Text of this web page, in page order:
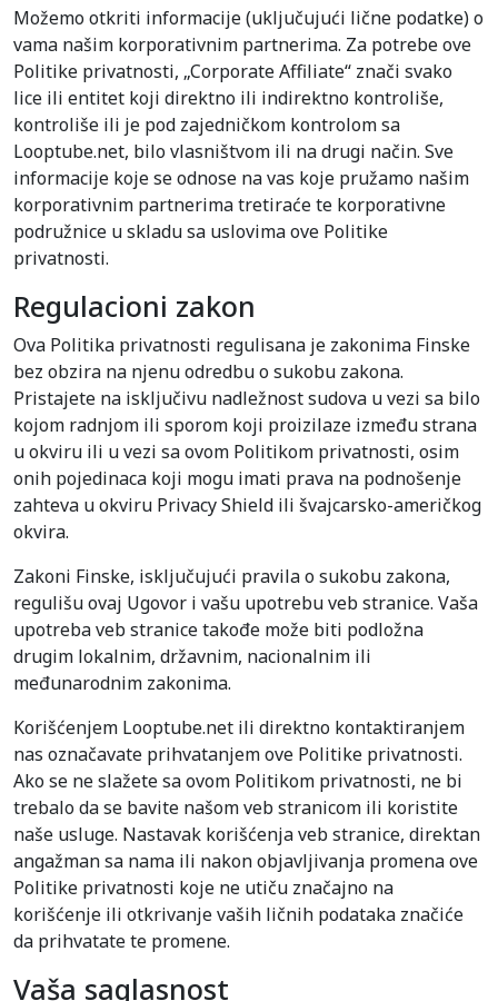
Možemo otkriti informacije (uključujući lične podatke) o
vama našim korporativnim partnerima. Za potrebe ove
Politike privatnosti, „Corporate Affiliate“ znači svako
lice ili entitet koji direktno ili indirektno kontroliše,
kontroliše ili je pod zajedničkom kontrolom sa
Looptube.net, bilo vlasništvom ili na drugi način. Sve
informacije koje se odnose na vas koje pružamo našim
korporativnim partnerima tretiraće te korporativne
podružnice u skladu sa uslovima ove Politike
privatnosti.
Regulacioni zakon
Ova Politika privatnosti regulisana je zakonima Finske
bez obzira na njenu odredbu o sukobu zakona.
Pristajete na isključivu nadležnost sudova u vezi sa bilo
kojom radnjom ili sporom koji proizilaze između strana
u okviru ili u vezi sa ovom Politikom privatnosti, osim
onih pojedinaca koji mogu imati prava na podnošenje
zahteva u okviru Privacy Shield ili švajcarsko-američkog
okvira.
Zakoni Finske, isključujući pravila o sukobu zakona,
regulišu ovaj Ugovor i vašu upotrebu veb stranice. Vaša
upotreba veb stranice takođe može biti podložna
drugim lokalnim, državnim, nacionalnim ili
međunarodnim zakonima.
Korišćenjem Looptube.net ili direktno kontaktiranjem
nas označavate prihvatanjem ove Politike privatnosti.
Ako se ne slažete sa ovom Politikom privatnosti, ne bi
trebalo da se bavite našom veb stranicom ili koristite
naše usluge. Nastavak korišćenja veb stranice, direktan
angažman sa nama ili nakon objavljivanja promena ove
Politike privatnosti koje ne utiču značajno na
korišćenje ili otkrivanje vaših ličnih podataka značiće
da prihvatate te promene.
Vaša saglasnost